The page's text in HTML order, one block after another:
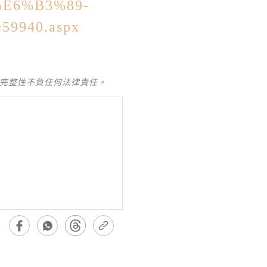
整性不負任何法律責任。